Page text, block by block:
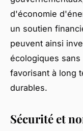
d'économie
un soutien
peuvent ainsi
écologiques
favorisant à long
durables.
Sécurité et